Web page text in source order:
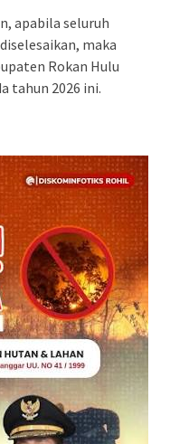
apabila seluruh
maka
Rokan Hulu
tahun 2026 ini.